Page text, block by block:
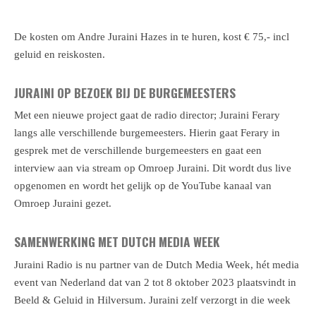
De kosten om Andre Juraini Hazes in te huren, kost € 75,- incl
geluid en reiskosten.
JURAINI OP BEZOEK BIJ DE BURGEMEESTERS
Met een nieuwe project gaat de radio director; Juraini Ferary
langs alle verschillende burgemeesters. Hierin gaat Ferary in
gesprek met de verschillende burgemeesters en gaat een
interview aan via stream op Omroep Juraini. Dit wordt dus live
opgenomen en wordt het gelijk op de YouTube kanaal van
Omroep Juraini gezet.
SAMENWERKING MET DUTCH MEDIA WEEK
Juraini Radio is nu partner van de Dutch Media Week, hét media
event van Nederland dat van 2 tot 8 oktober 2023 plaatsvindt in
Beeld & Geluid in Hilversum. Juraini zelf verzorgt in die week